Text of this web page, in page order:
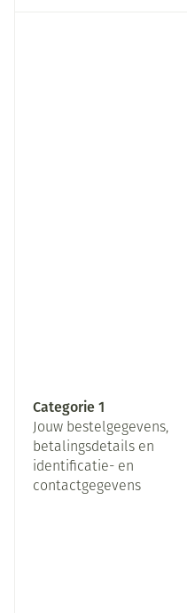
Categorie 1
Jouw bestelgegevens,
betalingsdetails en
identificatie- en
contactgegevens